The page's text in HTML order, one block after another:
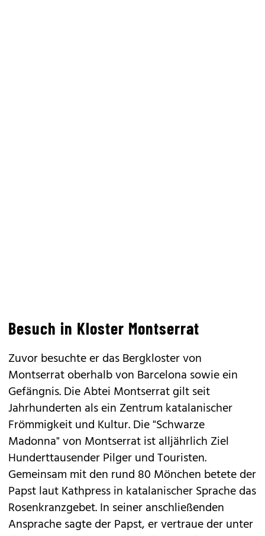
Besuch in Kloster Montserrat
Zuvor besuchte er das Bergkloster von
Montserrat oberhalb von Barcelona sowie ein
Gefängnis. Die Abtei Montserrat gilt seit
Jahrhunderten als ein Zentrum katalanischer
Frömmigkeit und Kultur. Die "Schwarze
Madonna" von Montserrat ist alljährlich Ziel
Hunderttausender Pilger und Touristen.
Gemeinsam mit den rund 80 Mönchen betete der
Papst laut Kathpress in katalanischer Sprache das
Rosenkranzgebet. In seiner anschließenden
Ansprache sagte der Papst, er vertraue der unter